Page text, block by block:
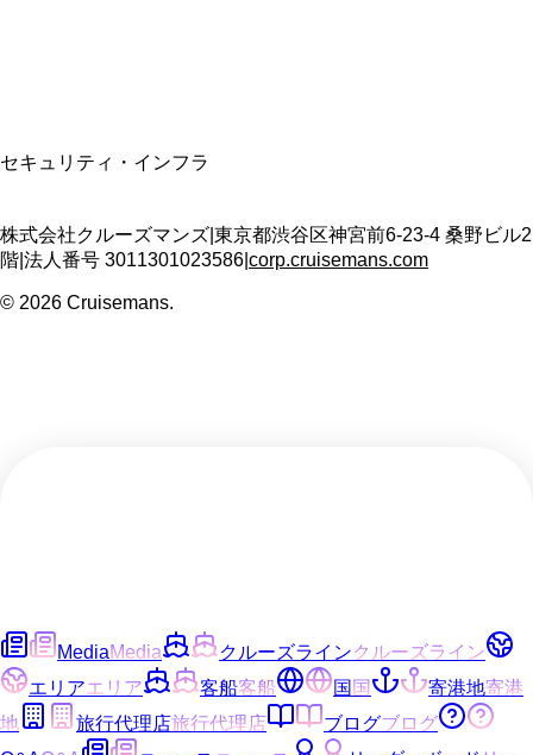
セキュリティ・インフラ
株式会社クルーズマンズ 東京都渋谷区神宮前6-23-4 桑野ビル2
階 法人番号 3011301023586 corp.cruisemans.com
© 2026 Cruisemans.
MediaMedia クルーズラインクルーズライン
エリアエリア 客船客船 国 国 寄港地寄港
地
旅行代理店旅行代理店 ブログブログ